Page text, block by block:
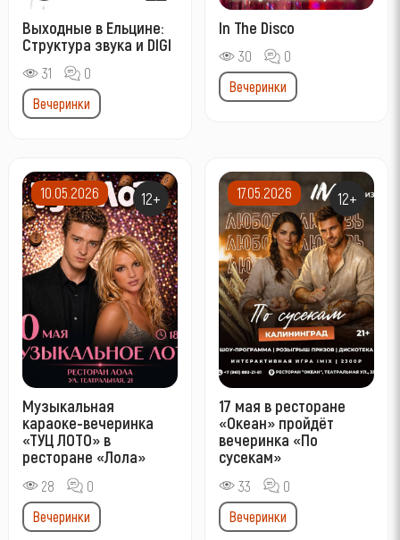
Выходные в Ельцине:
Структура звука и DIGI
31
0
Вечеринки
In The Disco
30
0
Вечеринки
Музыкальная
караоке-вечеринка
«ТУЦ ЛОТО» в
ресторане «Лола»
28
0
Вечеринки
10.05.2026 12+
17 мая в ресторане
«Океан» пройдёт
вечеринка «По
сусекам»
33
0
Вечеринки
17.05.2026 12+